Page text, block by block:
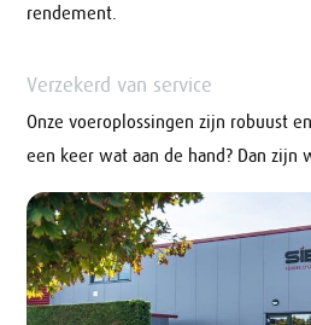
rendement.
Verzekerd van service
Onze voeroplossingen zijn robuust
een keer wat aan de hand? Dan zijn